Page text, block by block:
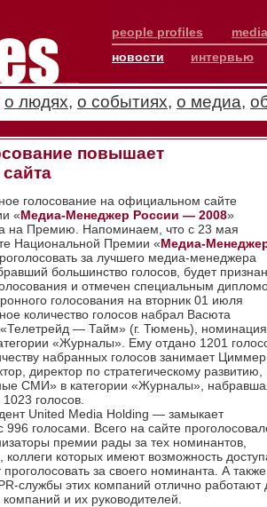
people profiles
новости
интервью
о людях, о событиях, о медиа,
повышает
голосование на официальном сайте
«Медиа-Менеджер России — 2008»
на Премию. Напоминаем, что с 23 мая
Национальной Премии «Медиа-
за лучшего медиа-менеджера
большинство голосов, будет признан
и отмечен специальным
голосования на вторник 01 июля
количество голосов набрал Васюта
«Телетрейд — Тайм» (г. Тюмень), номинация
«Журналы». Ему отдано 1201
набранных голосов занимает
директор по стратегическому развитию,
СМИ» в категории «Журналы»,
голосов.
United Media Holding — замыкает
голосами. Всего на сайте
премии рады за тех номинантов,
коллеги которых имеют возможность
за своего номинанта. А также
службы этих компаний отлично работают
и их руководителей.